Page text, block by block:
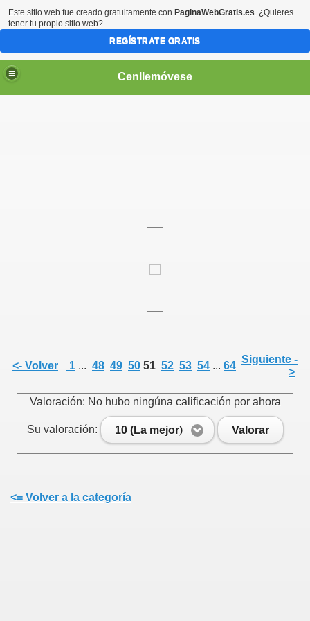
Cenllemóvese
<- Volver 1 ... 48 49 50 51 52 53 54 ... 64
Siguiente -
>
Valoración: No hubo ningúna calificación por ahora
Su valoración: 10 (La mejor) Valorar
<= Volver a la categoría
Este sitio web fue creado gratuitamente con PaginaWebGratis.es. ¿Quieres
tener tu propio sitio web?
REGÍSTRATE GRATIS